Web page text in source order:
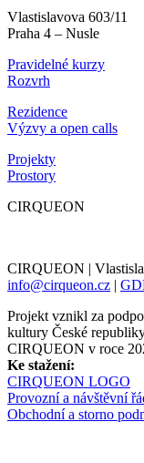
Vlastislavova 603/11
Praha 4 – Nusle
Pravidelné kurzy
Rozvrh
Rezidence
Výzvy a open calls
Projekty
Prostory
CIRQUEON
CIRQUEON |
info@cirqueon.cz |
Projekt vznikl za
kultury České
CIRQUEON v roce
Ke stažení:
CIRQUEON LOGO
Provozní a návštěvní
Obchodní a storno